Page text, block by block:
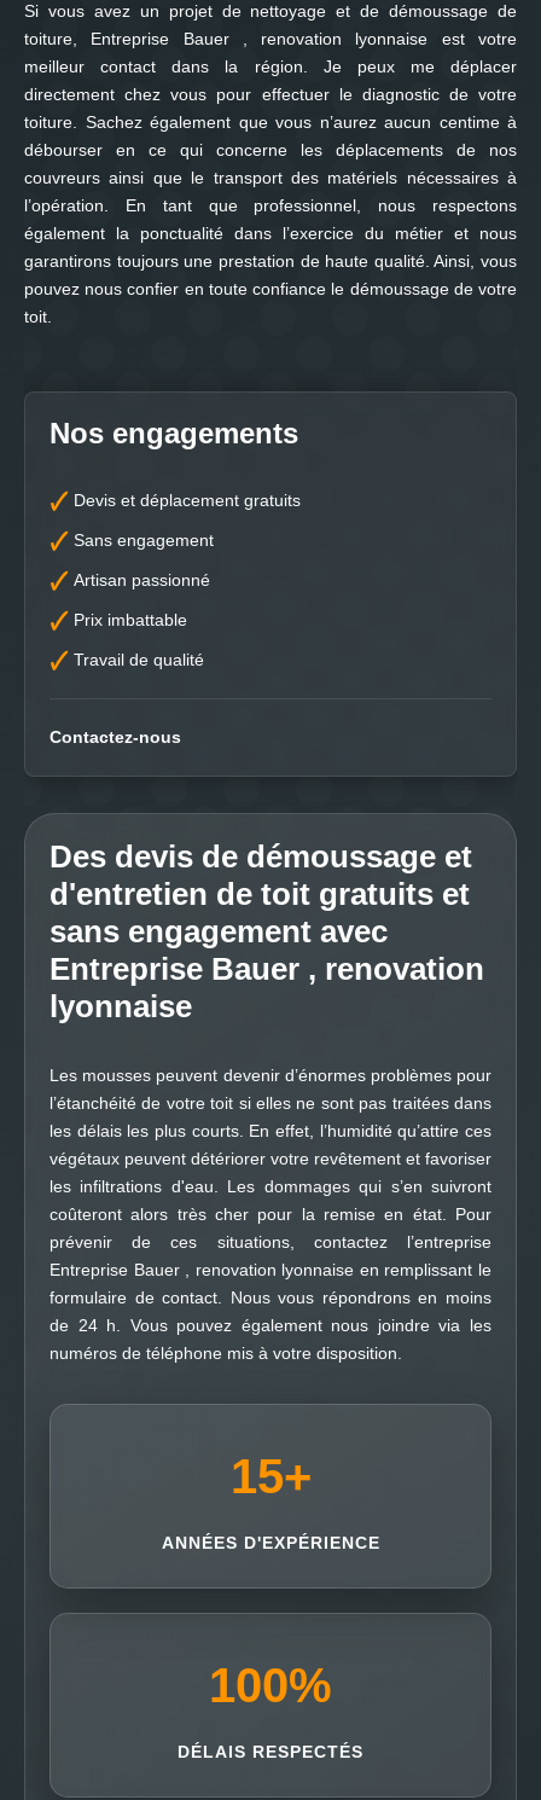
Si vous avez un projet de nettoyage et de démoussage de
toiture, Entreprise Bauer , renovation lyonnaise est votre
meilleur contact dans la région. Je peux me déplacer
directement chez vous pour effectuer le diagnostic de votre
toiture. Sachez également que vous n’aurez aucun centime à
débourser en ce qui concerne les déplacements de nos
couvreurs ainsi que le transport des matériels nécessaires à
l’opération. En tant que professionnel, nous respectons
également la ponctualité dans l’exercice du métier et nous
garantirons toujours une prestation de haute qualité. Ainsi, vous
pouvez nous confier en toute confiance le démoussage de votre
toit.
Nos engagements
Devis et déplacement gratuits
Sans engagement
Artisan passionné
Prix imbattable
Travail de qualité
Contactez-nous
Des devis de démoussage et
d'entretien de toit gratuits et
sans engagement avec
Entreprise Bauer , renovation
lyonnaise
Les mousses peuvent devenir d’énormes problèmes pour
l’étanchéité de votre toit si elles ne sont pas traitées dans
les délais les plus courts. En effet, l’humidité qu’attire ces
végétaux peuvent détériorer votre revêtement et favoriser
les infiltrations d'eau. Les dommages qui s’en suivront
coûteront alors très cher pour la remise en état. Pour
prévenir de ces situations, contactez l’entreprise
Entreprise Bauer , renovation lyonnaise en remplissant le
formulaire de contact. Nous vous répondrons en moins
de 24 h. Vous pouvez également nous joindre via les
numéros de téléphone mis à votre disposition.
15+
ANNÉES D'EXPÉRIENCE
100%
DÉLAIS RESPECTÉS